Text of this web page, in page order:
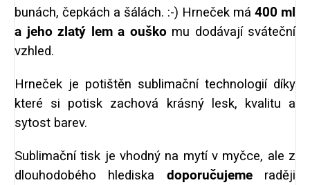
bunách, čepkách a šálách. :-) Hrneček má 400 ml
a jeho zlatý lem a ouškomu dodávají sváteční
vzhled.
Hrneček je potištěn sublimační technologií díky
které si potisk zachová krásný lesk, kvalitu a
sytost barev.
Sublimační tisk je vhodný na mytí v myčce, ale z
dlouhodobého hlediska doporučujemeraději